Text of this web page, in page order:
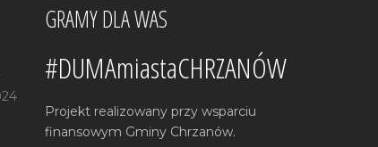
GRAMY DLA WAS
#DUMAmiastaCHRZANÓW
Projekt realizowany przy wsparciu
finansowym Gminy Chrzanów.